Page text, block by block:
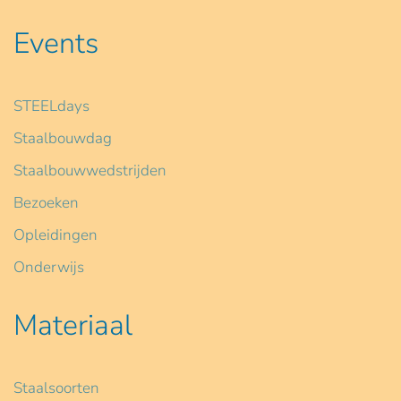
Events
STEELdays
Staalbouwdag
Staalbouwwedstrijden
Bezoeken
Opleidingen
Onderwijs
Materiaal
Staalsoorten